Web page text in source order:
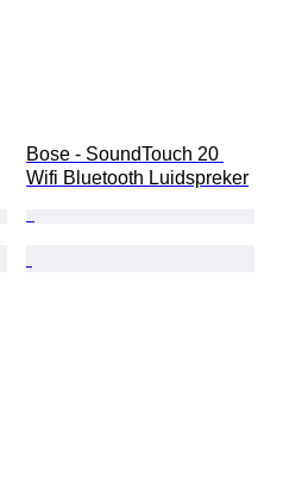
Bose - SoundTouch 20
Wifi Bluetooth Luidspreker